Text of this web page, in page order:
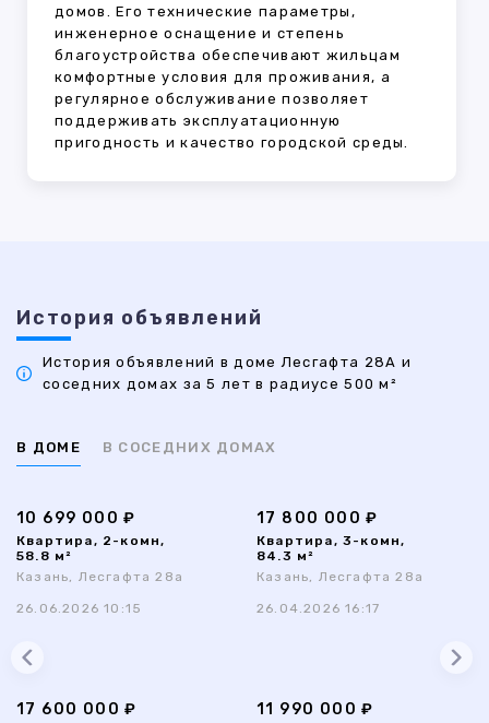
домов. Его технические параметры,
инженерное оснащение и степень
благоустройства обеспечивают жильцам
комфортные условия для проживания, а
регулярное обслуживание позволяет
поддерживать эксплуатационную
пригодность и качество городской среды.
История объявлений
История объявлений в доме Лесгафта 28А и
соседних домах за 5 лет в радиусе 500 м²
В ДОМЕ В СОСЕДНИХ ДОМАХ
10 699 000 ₽
Квартира, 2-комн,
58.8 м²
Казань, Лесгафта 28а
26.06.2026 10:15
17 800 000 ₽
Квартира, 3-комн,
84.3 м²
Казань, Лесгафта 28а
26.04.2026 16:17
17 600 000 ₽ 11 990 000 ₽